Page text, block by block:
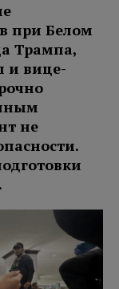
при Белом
Трампа,
и вице-
не